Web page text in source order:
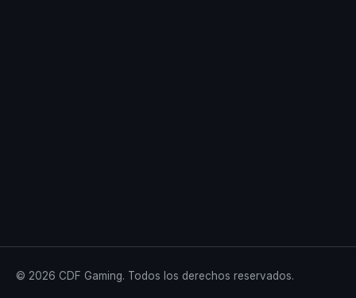
© 2026 CDF Gaming. Todos los derechos reservados.